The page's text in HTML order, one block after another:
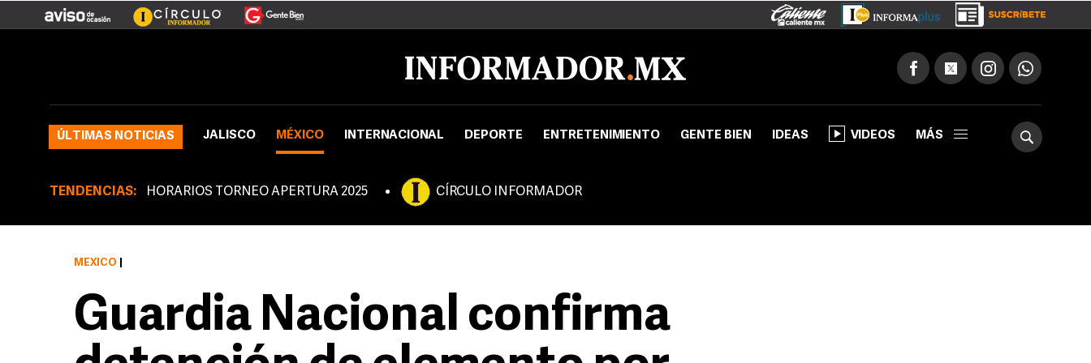
ÚLTIMAS NOTICIAS JALISCO MÉXICO INTERNACIONAL DEPORTE ENTRETENIMIENTO GENTE BIEN IDEAS VIDEOS MÁS
TENDENCIAS: HORARIOS TORNEO APERTURA 2025 CÍRCULO INFORMADOR
MÉXICO
Guardia Nacional confirma